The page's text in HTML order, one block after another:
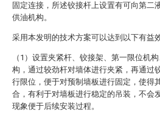
固定连接，所述铰接杆上设置有可向第二
供油机构。
采用本发明的技术方案可以达到以下有益
（1）设置夹紧杆、铰接架、第一限位机
构，通过较劲杆对墙体进行夹紧，再通过
行限位，便于对预制墙板进行固定，使得
合，有利于对墙板进行稳定的吊装，不会
现象便于后续安装过程。